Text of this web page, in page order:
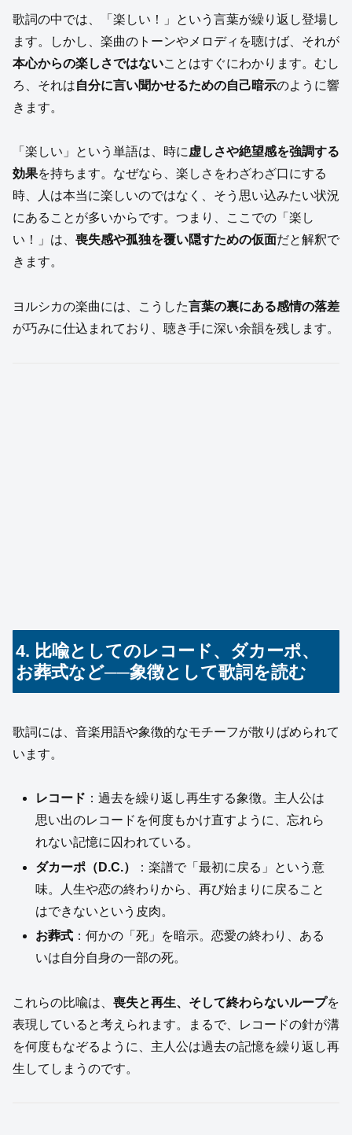
歌詞の中では、「楽しい！」という言葉が繰り返し登場し
ます。しかし、楽曲のトーンやメロディを聴けば、それが
本心からの楽しさではないことはすぐにわかります。むし
ろ、それは自分に言い聞かせるための自己暗示のように響
きます。
「楽しい」という単語は、時に虚しさや絶望感を強調する
効果を持ちます。なぜなら、楽しさをわざわざ口にする
時、人は本当に楽しいのではなく、そう思い込みたい状況
にあることが多いからです。つまり、ここでの「楽し
い！」は、 喪失感や孤独を覆い隠すための仮面だと解釈で
きます。
ヨルシカの楽曲には、こうした言葉の裏にある感情の落差
が巧みに仕込まれており、聴き手に深い余韻を残します。
4. 比喩としてのレコード、ダカーポ、
お葬式など──象徴として歌詞を読む
歌詞には、音楽用語や象徴的なモチーフが散りばめられて
います。
レコード ：過去を繰り返し再生する象徴。主人公は
思い出のレコードを何度もかけ直すように、忘れら
れない記憶に囚われている。
ダカーポ（D.C.）
：楽譜で「最初に戻る」という意
味。人生や恋の終わりから、再び始まりに戻ること
はできないという皮肉。
お葬式 ：何かの「死」を暗示。恋愛の終わり、ある
いは自分自身の一部の死。
これらの比喩は、 喪失と再生、そして終わらないループを
表現していると考えられます。まるで、レコードの針が溝
を何度もなぞるように、主人公は過去の記憶を繰り返し再
生してしまうのです。